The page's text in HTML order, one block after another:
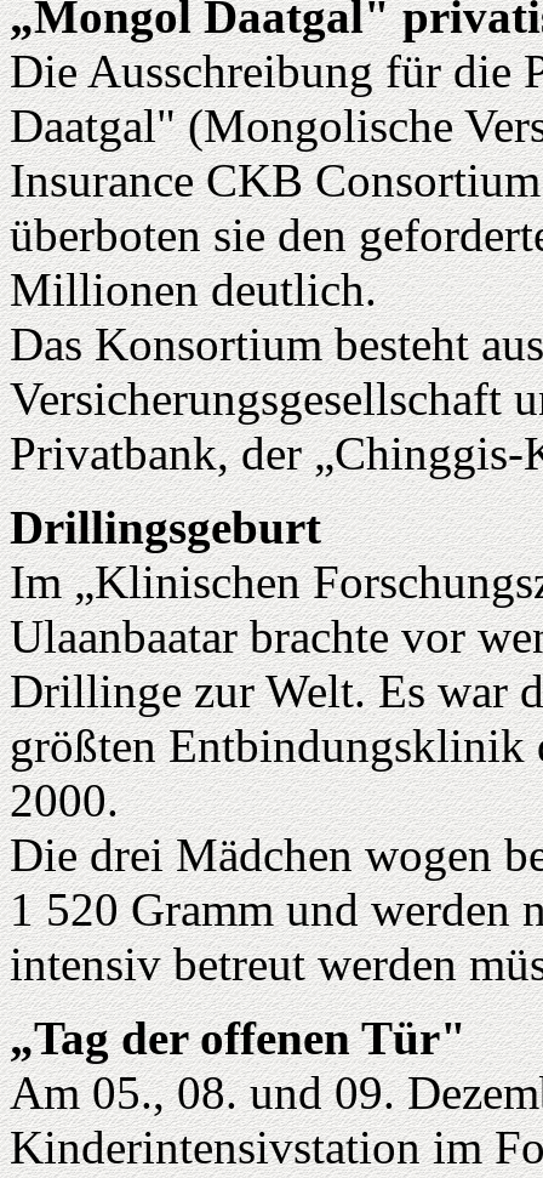
„Mongol Daatgal"
Die Ausschreibung für die
Daatgal" (Mongolische
Insurance CKB
überboten sie den
Millionen deutlich.
Das Konsortium besteht
Versicherungsgesellschaft
Privatbank, der „Chinggis-
Drillingsgeburt
Im „Klinischen
Ulaanbaatar brachte vor
Drillinge zur Welt. Es war
größten Entbindungsklinik
2000.
Die drei Mädchen wogen
1 520 Gramm und werden
intensiv betreut werden
„Tag der offenen Tür"
Am 05., 08. und 09.
Kinderintensivstation im